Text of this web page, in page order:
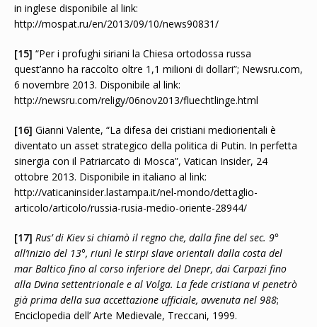
in inglese disponibile al link:
http://mospat.ru/en/2013/09/10/news90831/
[15] “Per i profughi siriani la Chiesa ortodossa russa
quest’anno ha raccolto oltre 1,1 milioni di dollari”; Newsru.com,
6 novembre 2013. Disponibile al link:
http://newsru.com/religy/06nov2013/fluechtlinge.html
[16] Gianni Valente, “La difesa dei cristiani mediorientali è
diventato un asset strategico della politica di Putin. In perfetta
sinergia con il Patriarcato di Mosca”, Vatican Insider, 24
ottobre 2013. Disponibile in italiano al link:
http://vaticaninsider.lastampa.it/nel-mondo/dettaglio-
articolo/articolo/russia-rusia-medio-oriente-28944/
[17] Rus’ di Kiev si chiamò il regno che, dalla fine del sec. 9°
all’inizio del 13°, riunì le stirpi slave orientali dalla costa del
mar Baltico fino al corso inferiore del Dnepr, dai Carpazi fino
alla Dvina settentrionale e al Volga. La fede cristiana vi penetrò
già prima della sua accettazione ufficiale, avvenuta nel 988;
Enciclopedia dell’ Arte Medievale, Treccani, 1999.